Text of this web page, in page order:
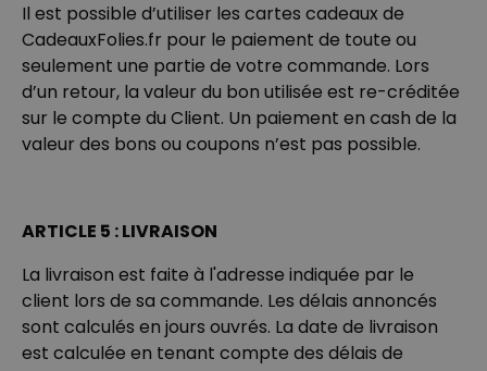
Il est possible d’utiliser les cartes cadeaux de
CadeauxFolies.fr pour le paiement de toute ou
seulement une partie de votre commande. Lors
d’un retour, la valeur du bon utilisée est re-créditée
sur le compte du Client. Un paiement en cash de la
valeur des bons ou coupons n’est pas possible.
ARTICLE 5 : LIVRAISON
La livraison est faite à l'adresse indiquée par le
client lors de sa commande. Les délais annoncés
sont calculés en jours ouvrés. La date de livraison
est calculée en tenant compte des délais de